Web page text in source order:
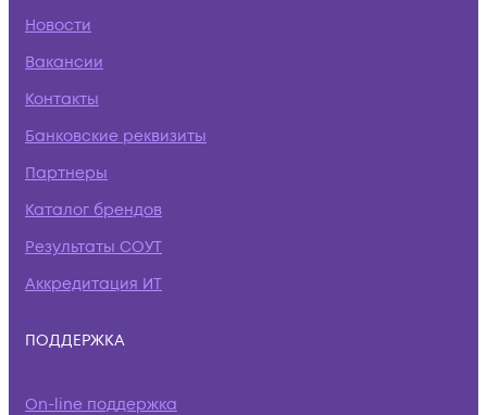
Новости
Вакансии
Контакты
Банковские реквизиты
Партнеры
Каталог брендов
Результаты СОУТ
Аккредитация ИТ
ПОДДЕРЖКА
On-line поддержка